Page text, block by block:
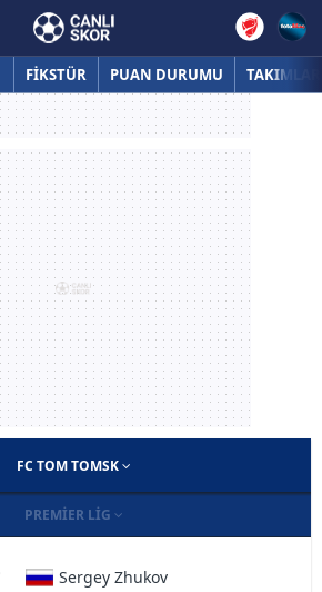
FİKSTÜR PUAN DURUMU TAKIMLAR
FC TOM TOMSK
PREMIER LIG
Sergey Zhukov